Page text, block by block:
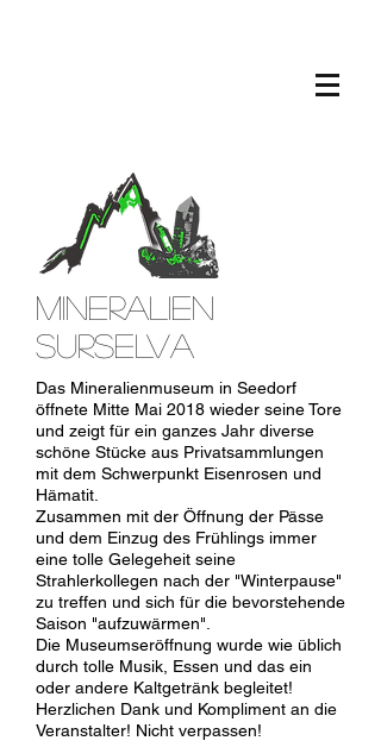
MINERALIEN
SURSELVA
Das Mineralienmuseum in Seedorf
öffnete Mitte Mai 2018 wieder seine Tore
und zeigt für ein ganzes Jahr diverse
schöne Stücke aus Privatsammlungen
mit dem Schwerpunkt Eisenrosen und
Hämatit.
Zusammen mit der Öffnung der Pässe
und dem Einzug des Frühlings immer
eine tolle Gelegeheit seine
Strahlerkollegen nach der "Winterpause"
zu treffen und sich für die bevorstehende
Saison "aufzuwärmen".
Die Museumseröffnung wurde wie üblich
durch tolle Musik, Essen und das ein
oder andere Kaltgetränk begleitet!
Herzlichen Dank und Kompliment an die
Veranstalter! Nicht verpassen!